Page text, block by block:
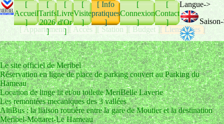
[
Accueil
]
[
Tarifs
2026
]
[
Livre
d'Or
]
[
Visite
]
[ Info
pratiques
]
[
Connexion
]
[
Contact
]
Langue->
[ Appartement ][ Accès ][ Station ][ Budget ][ Liens utiles ]
Le site officiel de Meribel
Réservation en ligne de place de parking couvert au Parking du
Hameau
Location de linge lit et/ou toilette MeriBelle Laverie
Les remontées mecaniques des 3 vallées
AltiBus : la liaison routière entre la gare de Moutier et la destination
Meribel-Mottaret-Le Hameau